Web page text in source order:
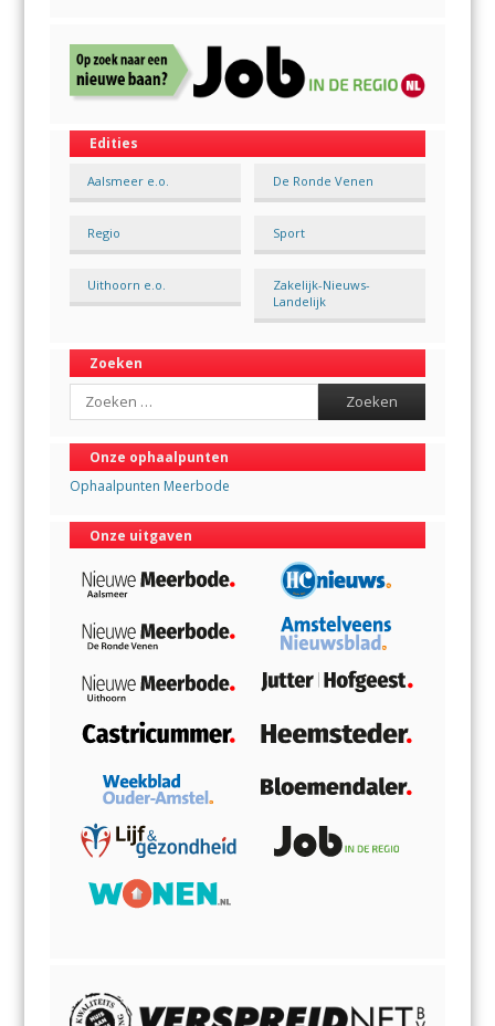
Edities
Aalsmeer e.o. De Ronde Venen
Regio Sport
Uithoorn e.o.
Zakelijk-Nieuws-
Landelijk
Zoeken
Search
Onze ophaalpunten
Ophaalpunten Meerbode
Onze uitgaven